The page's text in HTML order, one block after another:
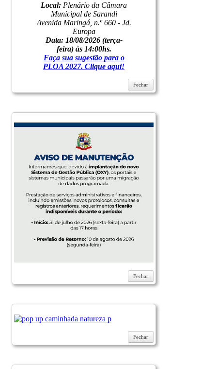
Local: Plenário da Câmara
Municipal de Sarandi
Avenida Maringá, n.º 660 - Jd.
Europa
Data: 18/08/2026 (terça-
feira) às 14:00hs.
Faça sua sugestão para o
PLOA 2027. Clique aqui!
Fechar
Fechar
Fechar